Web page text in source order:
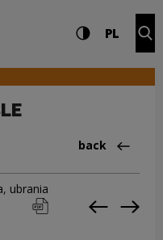
and search
High contrast
PL
Back
back
, ubrania
print pobierz Previous